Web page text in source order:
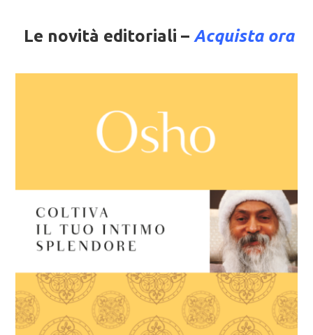
Le novità editoriali – Acquista ora